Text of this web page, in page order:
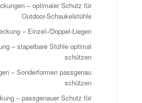
– optimaler Schutz für
Outdoor-Schaukelstühle
– Einzel‑/Doppel‑Liegen
– stapelbare Stühle optimal
schützen
– Sonderformen passgenau
schützen
– passgenauer Schutz für